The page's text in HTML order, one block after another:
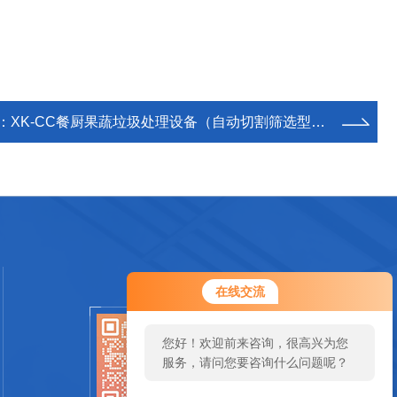
在线交流
您好！欢迎前来咨询，很高兴为您
服务，请问您要咨询什么问题呢？
您好，看您停留很久了，是否找到
了需求产品，您可以直接在线与我
XK-CC餐厨果蔬垃圾处理设备（自动切割筛选型） 垃圾破碎机
扫一扫关注我们